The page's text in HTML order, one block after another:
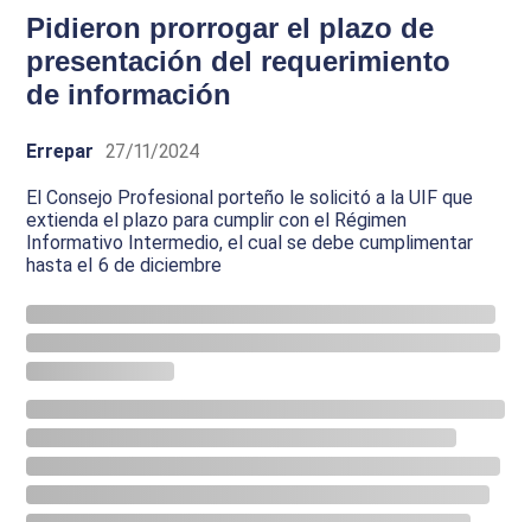
Pidieron prorrogar el plazo de
presentación del requerimiento
de información
Errepar 27/11/2024
El Consejo Profesional porteño le solicitó a la UIF que
extienda el plazo para cumplir con el Régimen
Informativo Intermedio, el cual se debe cumplimentar
hasta el 6 de diciembre